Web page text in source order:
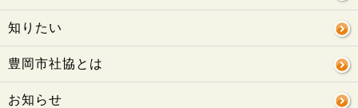
知りたい
豊岡市社協とは
お知らせ